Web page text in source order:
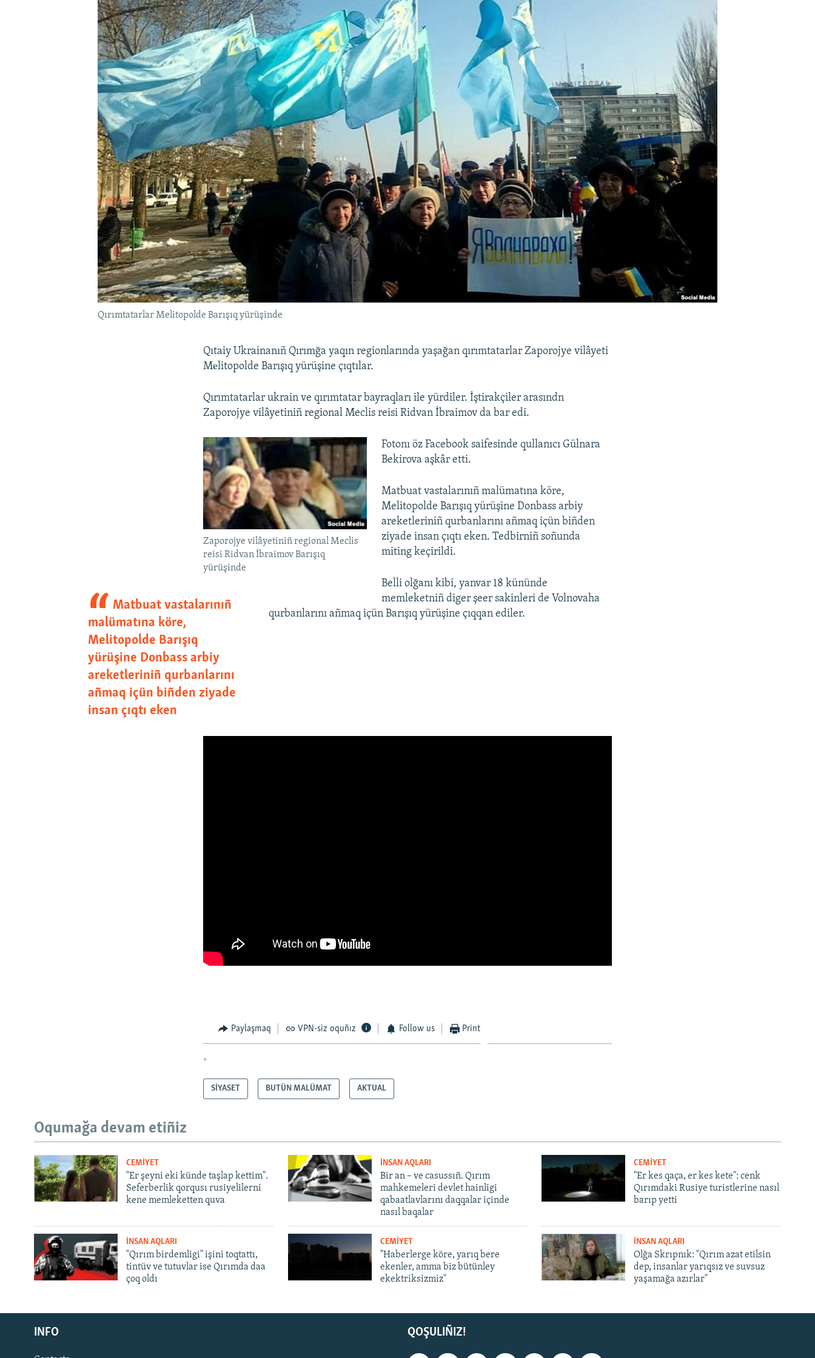
Русский
Українською
Qırımtatarlar Melitopolde Barışıq yürüşinde
Qıtaiy Ukrainanıñ Qırımğa yaqın regionlarında yaşağan qırımtatarlar Zaporojye vilâyeti
Mеlitopolde Barışıq yürüşine çıqtılar.
Qırımtatarlar ukrain ve qırımtatar bayraqları ile yürdiler. İştirakçiler arasındn
Zaporojye vilâyetiniñ regional Meclis reisi Ridvan İbraimov da bar edi.
Zaporojye vilâyetiniñ regional Meclis
reisi Ridvan İbraimov Barışıq
yürüşinde
Fotonı öz Facebook saifesinde qullanıcı Gülnara
Bekirova aşkâr etti.
Matbuat vastalarınıñ malümatına köre,
Melitopolde Barışıq yürüşine Donbass arbiy
areketleriniñ qurbanlarını añmaq içün biñden
ziyade insan çıqtı eken. Tedbirniñ soñunda
miting keçirildi.
Matbuat vastalarınıñ
malümatına köre,
Melitopolde Barışıq
yürüşine Donbass arbiy
areketleriniñ qurbanlarını
añmaq içün biñden ziyade
insan çıqtı eken
Belli olğanı kibi, yanvar 18 kününde
memleketniñ diger şeer sakinleri de Volnovaha
qurbanlarını añmaq içün Barışıq yürüşine çıqqan ediler.
Paylaşmaq VPN-siz oquñız Follow us Print
*
SİYASET BUTÜN MALÜMAT AKTUAL
Oqumağa devam etiñiz
CEMİYET
"Er şeyni eki künde taşlap kettim".
Seferberlik qorqusı rusiyelilerni
kene memleketten quva
İNSAN AQLARI
Bir an – ve casussıñ. Qırım
mahkemeleri devlet hainligi
qabaatlavlarını daqqalar içinde
nasıl baqalar
CEMİYET
"Er kes qaça, er kes kete": cenk
Qırımdaki Rusiye turistlerine nasıl
barıp yetti
İNSAN AQLARI
"Qırım birdemligi" işini toqtattı,
tintüv ve tutuvlar ise Qırımda daa
çoq oldı
CEMİYET
"Haberlerge köre, yarıq bere
ekenler, amma biz bütünley
ekektriksizmiz"
İNSAN AQLARI
Olğa Skrıpnık: "Qırım azat etilsin
dep, insanlar yarıqsız ve suvsuz
yaşamağa azırlar"
QOŞULIÑIZ!
INFO